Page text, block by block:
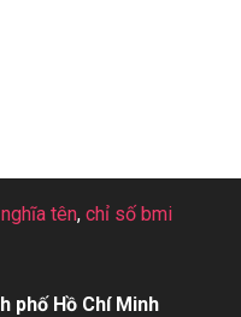
tên, chỉ số bmi
phố Hồ Chí Minh